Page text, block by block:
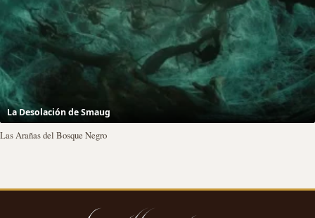
La Desolación de Smaug
Las Arañas del Bosque Negro